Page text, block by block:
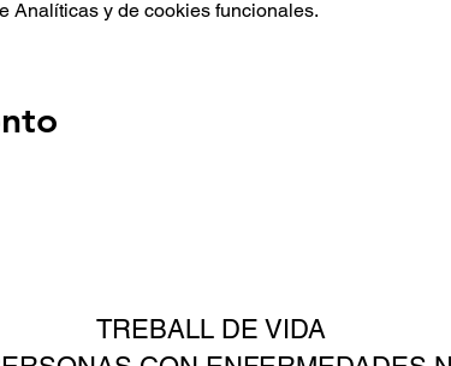
Analíticas y de cookies funcionales.
TREBALL DE VIDA